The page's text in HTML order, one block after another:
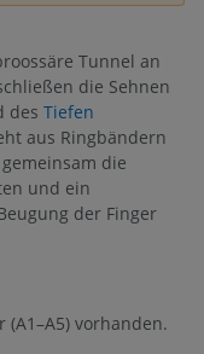
Tunnel an
die Sehnen
des Tiefen
aus Ringbändern
die
und ein
der Finger
vorhanden.